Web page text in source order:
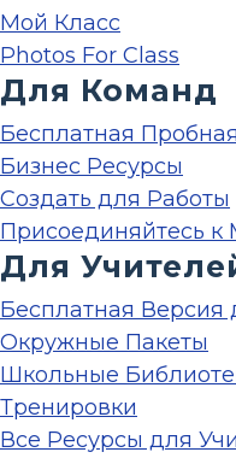
Мой Класс
Photos For Class
Для Команд
Бесплатная
Бизнес Ресурсы
Создать для Работы
Присоединяйтесь
Для
Бесплатная Версия
Окружные Пакеты
Школьные
Тренировки
Все Ресурсы для